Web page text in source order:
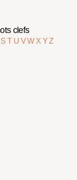
clefs
ST U VW X YZ